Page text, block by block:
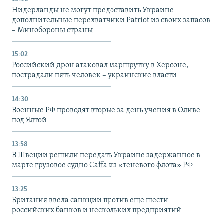
Нидерланды не могут предоставить Украине
дополнительные перехватчики Patriot из своих запасов
– Минобороны страны
15:02
Российский дрон атаковал маршрутку в Херсоне,
пострадали пять человек – украинские власти
14:30
Военные РФ проводят вторые за день учения в Оливе
под Ялтой
13:58
В Швеции решили передать Украине задержанное в
марте грузовое судно Caffa из «теневого флота» РФ
13:25
Британия ввела санкции против еще шести
российских банков и нескольких предприятий